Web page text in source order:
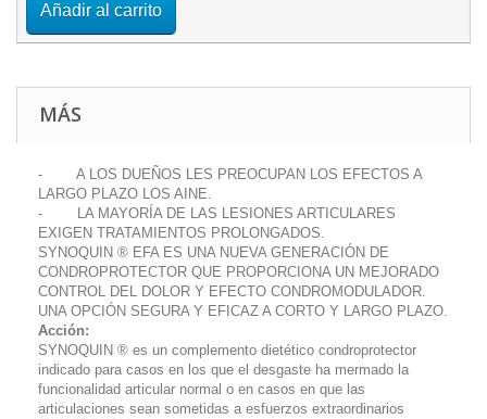
Añadir al carrito
MÁS
- A LOS DUEÑOS LES PREOCUPAN LOS EFECTOS A
LARGO PLAZO LOS AINE.
- LA MAYORÍA DE LAS LESIONES ARTICULARES
EXIGEN TRATAMIENTOS PROLONGADOS.
SYNOQUIN ® EFA ES UNA NUEVA GENERACIÓN DE
CONDROPROTECTOR QUE PROPORCIONA UN MEJORADO
CONTROL DEL DOLOR Y EFECTO CONDROMODULADOR.
UNA OPCIÓN SEGURA Y EFICAZ A CORTO Y LARGO PLAZO.
Acción:
SYNOQUIN ® es un complemento dietético condroprotector
indicado para casos en los que el desgaste ha mermado la
funcionalidad articular normal o en casos en que las
articulaciones sean sometidas a esfuerzos extraordinarios